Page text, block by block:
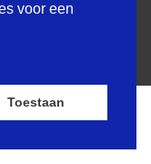
voor een
Toestaan